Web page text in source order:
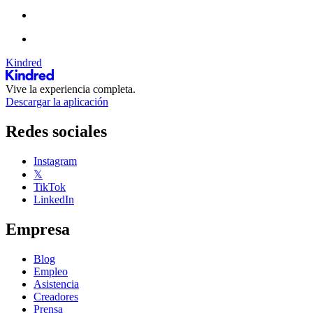
Kindred
Vive la experiencia completa.
Descargar la aplicación
Redes sociales
Instagram
𝕏
TikTok
LinkedIn
Empresa
Blog
Empleo
Asistencia
Creadores
Prensa